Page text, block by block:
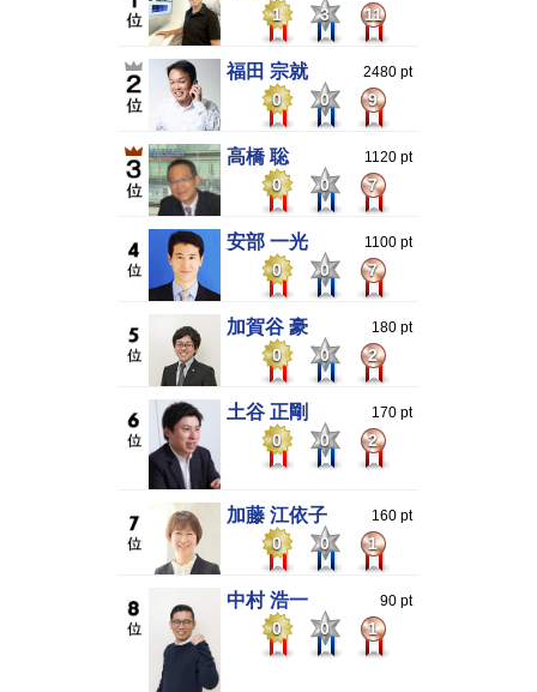
1 3 11
福田 宗就 2480 pt
0 0 9
高橋 聡 1120 pt
0 0 7
安部 一光 1100 pt
0 0 7
加賀谷 豪 180 pt
0 0 2
土谷 正剛 170 pt
0 0 2
加藤 江依子 160 pt
0 0 1
中村 浩一 90 pt
0 0 1